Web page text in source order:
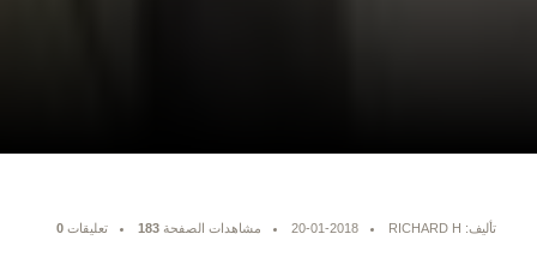
تأليف: RICHARD H 20-01-2018 مشاهدات الصفحة 183 تعليقات 0